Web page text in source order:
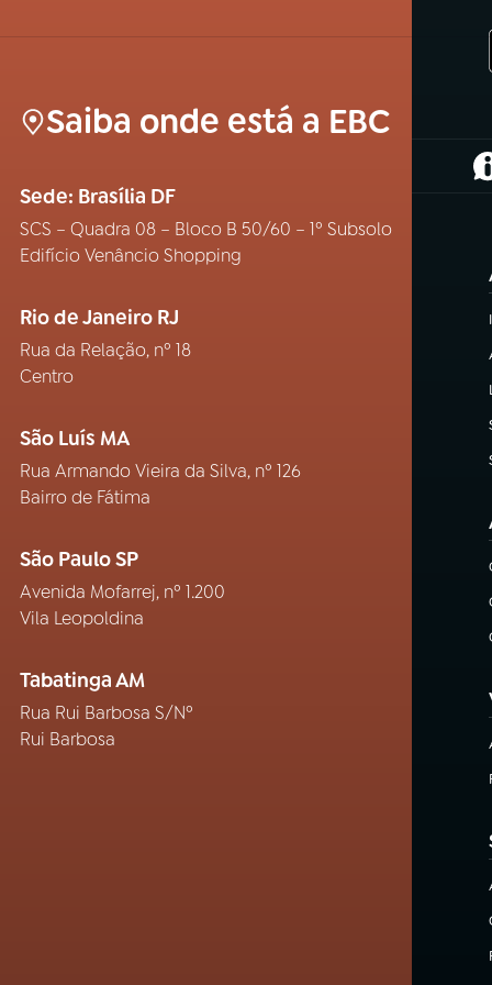
Saiba onde está a EBC
Sede: Brasília DF
SCS – Quadra 08 – Bloco B 50/60 – 1º Subsolo
Edifício Venâncio Shopping
Rio de Janeiro RJ
Rua da Relação, nº 18
Centro
São Luís MA
Rua Armando Vieira da Silva, nº 126
Bairro de Fátima
São Paulo SP
Avenida Mofarrej, nº 1.200
Vila Leopoldina
Tabatinga AM
Rua Rui Barbosa S/Nº
Rui Barbosa